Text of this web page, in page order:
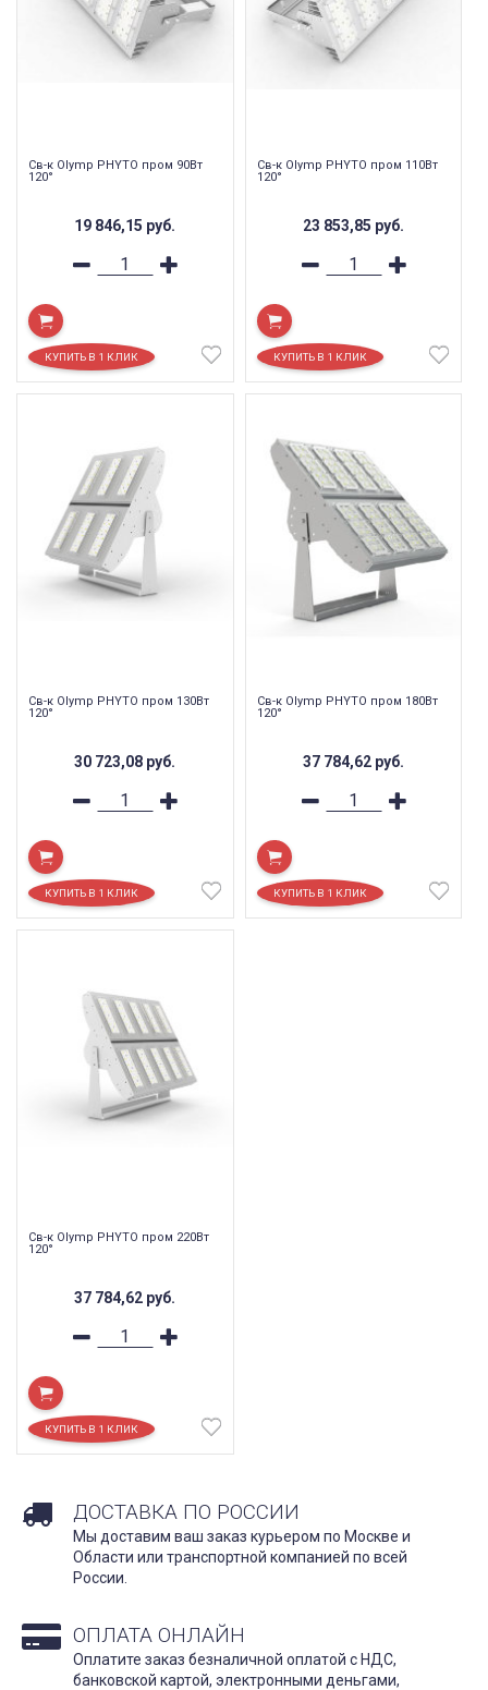
Св-к Olymp PHYTO пром 90Вт
120°
19 846,15 руб.
Св-к Olymp PHYTO пром 110Вт
120°
23 853,85 руб.
Св-к Olymp PHYTO пром 130Вт
120°
30 723,08 руб.
Св-к Olymp PHYTO пром 180Вт
120°
37 784,62 руб.
Св-к Olymp PHYTO пром 220Вт
120°
37 784,62 руб.
ДОСТАВКА ПО РОССИИ
Мы доставим ваш заказ курьером по Москве и
Области или транспортной компанией по всей
России.
ОПЛАТА ОНЛАЙН
Оплатите заказ безналичной оплатой с НДС,
банковской картой, электронными деньгами,